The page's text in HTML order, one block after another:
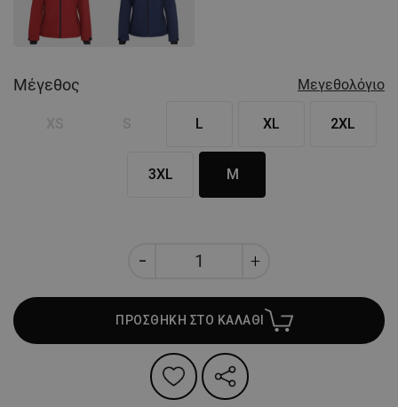
Μέγεθος Μεγεθολόγιο
L XL 2XL
3XL M
ΠΡΟΣΘΗΚΗ ΣΤΟ ΚΑΛΑΘΙ